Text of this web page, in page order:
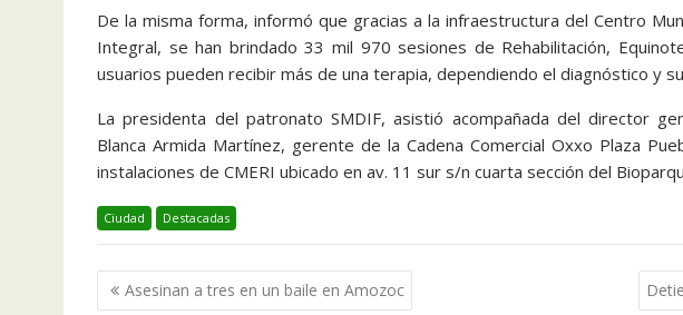
De la misma forma, informó que gracias a la infraestructura del Centro
Integral, se han brindado 33 mil 970 sesiones de Rehabilitación,
usuarios pueden recibir más de una terapia, dependiendo el diagnóstico y
La presidenta del patronato SMDIF, asistió acompañada del director
Blanca Armida Martínez, gerente de la Cadena Comercial Oxxo Plaza
instalaciones de CMERI ubicado en av. 11 sur s/n cuarta sección del
Ciudad Destacadas
Navegación
Asesinan a tres en un baile en Amozoc